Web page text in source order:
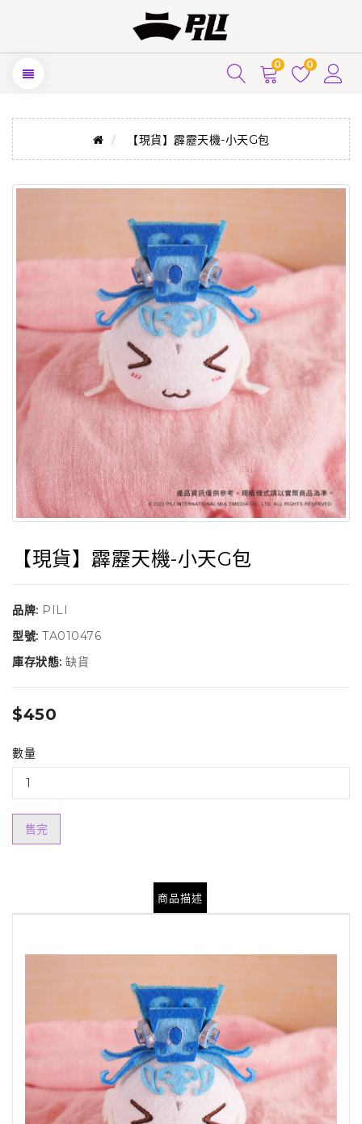
0 0
【現貨】霹靂天機-小天G包
【現貨】霹靂天機-小天G包
品牌: PILI
型號: TA010476
庫存狀態: 缺貨
$450
數量
售完
商品描述